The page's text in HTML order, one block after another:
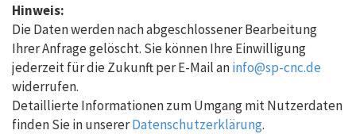
Hinweis:
Die Daten werden nach abgeschlossener Bearbeitung
Ihrer Anfrage gelöscht. Sie können Ihre Einwilligung
jederzeit für die Zukunft per E-Mail aninfo@sp-cnc.de
widerrufen.
Detaillierte Informationen zum Umgang mit Nutzerdaten
finden Sie in unsererDatenschutzerklärung.